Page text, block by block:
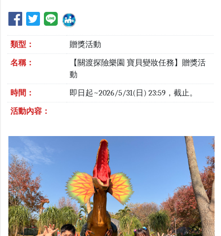
類型： 贈獎活動
名稱：
【關渡探險樂園 寶貝變妝任務】贈獎活
動
時間： 即日起~2026/5/31(日) 23:59，截止。
活動內容：